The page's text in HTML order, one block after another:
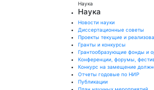
Наука
Наука
Новости науки
Диссертационные советы
Проекты текущие и
Гранты и конкурсы
Грантообразующие фонды и
Конференции, форумы,
Конкурс на замещение
Отчеты годовые по НИР
Публикации